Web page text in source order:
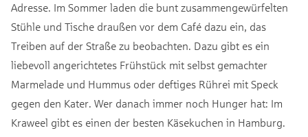
Adresse. Im Sommer laden die bunt zusammengewürfelten
Stühle und Tische draußen vor dem Café dazu ein, das
Treiben auf der Straße zu beobachten. Dazu gibt es ein
liebevoll angerichtetes Frühstück mit selbst gemachter
Marmelade und Hummus oder deftiges Rührei mit Speck
gegen den Kater. Wer danach immer noch Hunger hat: Im
Kraweel gibt es einen der besten Käsekuchen in Hamburg.